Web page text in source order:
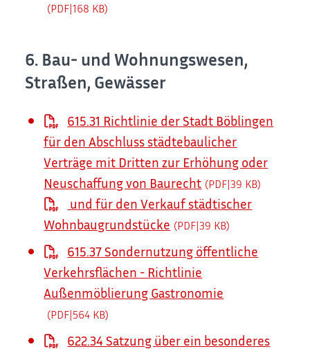
(PDF|168 KB)
6. Bau- und Wohnungswesen,
Straßen, Gewässer
615.31 Richtlinie der Stadt Böblingen
für den Abschluss städtebaulicher
Verträge mit Dritten zur Erhöhung oder
Neuschaffung von Baurecht (PDF|39 KB)
und für den Verkauf städtischer
Wohnbaugrundstücke (PDF|39 KB)
615.37 Sondernutzung öffentliche
Verkehrsflächen - Richtlinie
Außenmöblierung Gastronomie
(PDF|564 KB)
622.34 Satzung über ein besonderes